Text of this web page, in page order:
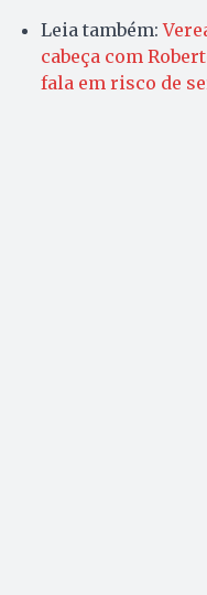
Leia também:
cabeça com
fala em risco de